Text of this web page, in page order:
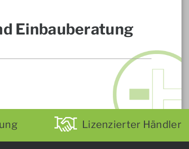
Einbauberatung
Lizenzierter Händler